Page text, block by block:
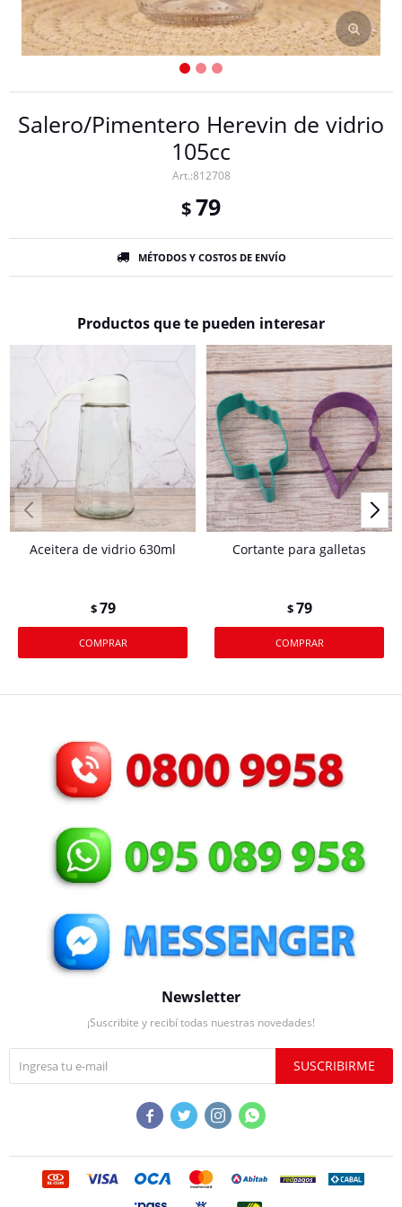
Salero/Pimentero Herevin de vidrio
105cc
812708
$79
MÉTODOS Y COSTOS DE ENVÍO
Productos que te pueden interesar
Aceitera de vidrio 630ml
$79
Cortante para galletas
$79
Newsletter
¡Suscribite y recibí todas nuestras novedades!
SUSCRIBIRME
   